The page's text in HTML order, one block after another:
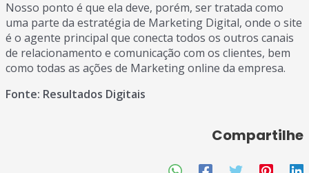
Nosso ponto é que ela deve, porém, ser tratada como
uma parte da estratégia de Marketing Digital, onde o site
é o agente principal que conecta todos os outros canais
de relacionamento e comunicação com os clientes, bem
como todas as ações de Marketing online da empresa.
Fonte: Resultados Digitais
Compartilhe